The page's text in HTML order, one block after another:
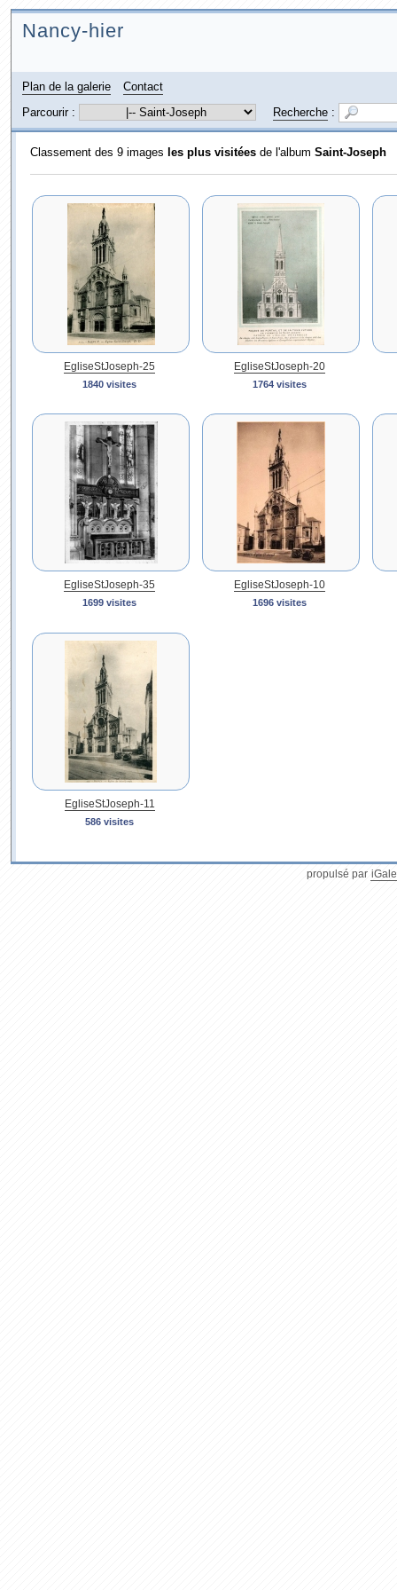
Nancy-hier
Plan de la galerie
Contact
Parcourir :
Recherche:
Classement des 9 images les plus visitéesde l'album Saint-Joseph
EgliseStJoseph-25
1840 visites
EgliseStJoseph-20
1764 visites
EgliseStJoseph-35
1699 visites
EgliseStJoseph-10
1696 visites
EgliseStJoseph-11
586 visites
propulsé par